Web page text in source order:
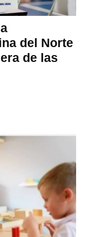
del Norte
de las